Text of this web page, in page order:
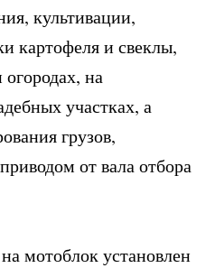
культивации,
картофеля и свеклы,
на
участках, а
грузов,
от вала отбора
мотоблок установлен